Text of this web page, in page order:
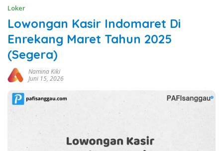
Loker
Lowongan Kasir Indomaret Di
Enrekang Maret Tahun 2025
(Segera)
Namina Kiki
Juni 15, 2026